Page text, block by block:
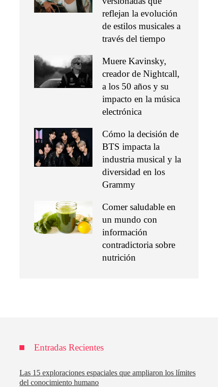
reflejan la evolución
de estilos musicales a
través del tiempo
Muere Kavinsky,
creador de Nightcall,
a los 50 años y su
impacto en la música
electrónica
Cómo la decisión de
BTS impacta la
industria musical y la
diversidad en los
Grammy
Comer saludable en
un mundo con
información
contradictoria sobre
nutrición
Entradas Recientes
Las 15 exploraciones espaciales que ampliaron los límites
del conocimiento humano